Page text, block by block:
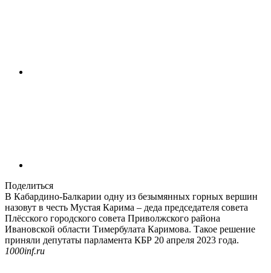
Поделиться
В Кабардино-Балкарии одну из безымянных горных вершин
назовут в честь Мустая Карима – деда председателя совета
Плёсского городского совета Приволжского района
Ивановской области Тимербулата Каримова. Такое решение
приняли депутаты парламента КБР 20 апреля 2023 года.
1000inf.ru